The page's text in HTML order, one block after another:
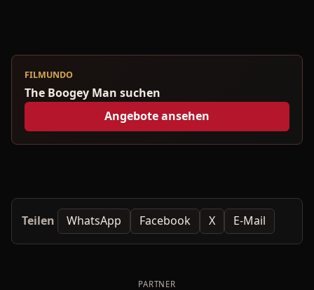
FILMUNDO
The Boogey Man suchen
Angebote ansehen
Teilen WhatsApp Facebook X E-Mail
PARTNER